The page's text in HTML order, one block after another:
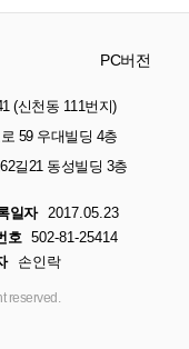
PC버전
(신천동 111번지)
59 우대빌딩 4층
길21 동성빌딩 3층
일자
2017.05.23
호
502-81-25414
손인락
reserved.